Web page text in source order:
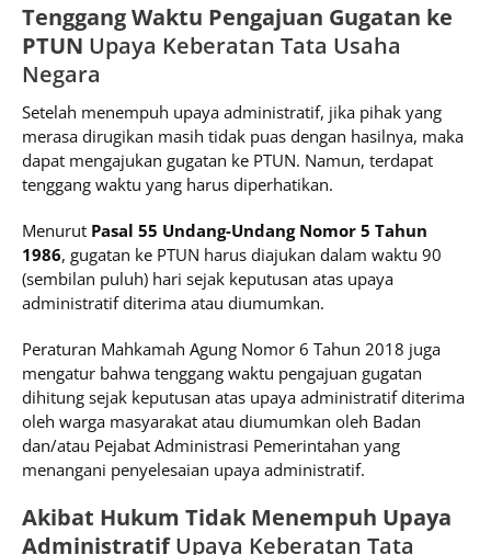
Tenggang Waktu Pengajuan Gugatan ke
PTUN Upaya Keberatan Tata Usaha
Negara
Setelah menempuh upaya administratif, jika pihak yang
merasa dirugikan masih tidak puas dengan hasilnya, maka
dapat mengajukan gugatan ke PTUN. Namun, terdapat
tenggang waktu yang harus diperhatikan.
Menurut Pasal 55 Undang-Undang Nomor 5 Tahun
1986, gugatan ke PTUN harus diajukan dalam waktu 90
(sembilan puluh) hari sejak keputusan atas upaya
administratif diterima atau diumumkan.
Peraturan Mahkamah Agung Nomor 6 Tahun 2018 juga
mengatur bahwa tenggang waktu pengajuan gugatan
dihitung sejak keputusan atas upaya administratif diterima
oleh warga masyarakat atau diumumkan oleh Badan
dan/atau Pejabat Administrasi Pemerintahan yang
menangani penyelesaian upaya administratif.
Akibat Hukum Tidak Menempuh Upaya
AdministratifUpaya Keberatan Tata